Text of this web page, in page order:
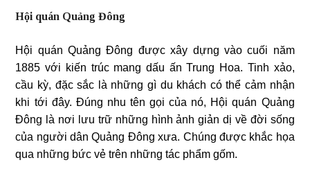
Hội quán Quảng Đông
Hội quán Quảng Đông được xây dựng vào cuối năm
1885 với kiến trúc mang dấu ấn Trung Hoa. Tinh xảo,
cầu kỳ, đặc sắc là những gì du khách có thể cảm nhận
khi tới đây. Đúng nhu tên gọi của nó, Hội quán Quảng
Đông là nơi lưu trữ những hình ảnh giản dị về đời sống
của người dân Quảng Đông xưa. Chúng được khắc họa
qua những bức vẻ trên những tác phẩm gốm.